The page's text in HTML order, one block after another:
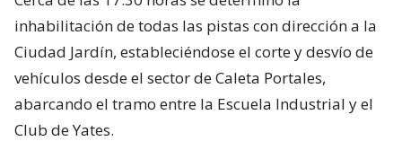
inhabilitación de todas las pistas con dirección a la
Ciudad Jardín, estableciéndose el corte y desvío de
vehículos desde el sector de Caleta Portales,
abarcando el tramo entre la Escuela Industrial y el
Club de Yates.